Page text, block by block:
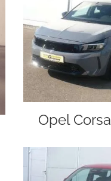
Opel Corsa